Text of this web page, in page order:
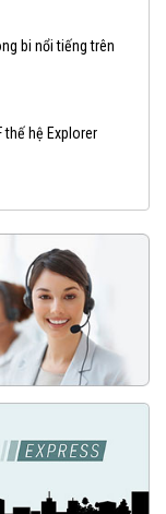
bi nổi tiếng trên
thế hệ Explorer